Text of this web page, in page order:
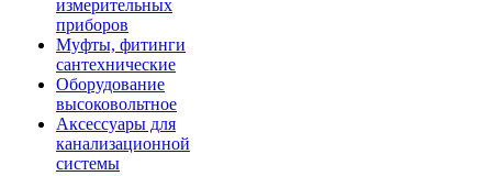
измерительных
приборов
Муфты, фитинги
сантехнические
Оборудование
высоковольтное
Аксессуары для
канализационной
системы